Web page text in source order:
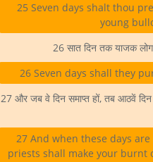
25 Seven days shalt thou
young
26 सात दिन तक याजक लोग
26 Seven days shall they
27 और जब वे दिन समाप्त हों, तब आठवें
27 And when these days
priests shall make your burnt